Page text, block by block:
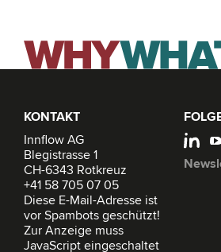
KONTAKT
Innflow AG
Blegistrasse 1
CH-6343 Rotkreuz
+41 58 705 07 05
Diese E-Mail-Adresse ist
vor Spambots geschützt!
Zur Anzeige muss
JavaScript eingeschaltet